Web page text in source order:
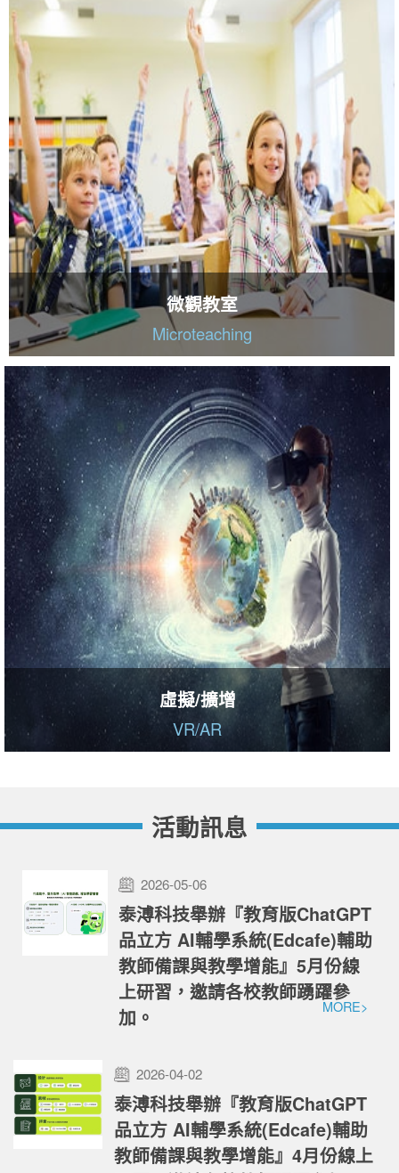
微觀教室
Microteaching
虛擬/擴增
VR/AR
活動訊息
泰溥科技舉辦『教育版ChatGPT
品立方 AI輔學系統(Edcafe)輔助
教師備課與教學增能』5月份線
上研習，邀請各校教師踴躍參
加。
2026-05-06
MORE>
泰溥科技舉辦『教育版ChatGPT
品立方 AI輔學系統(Edcafe)輔助
教師備課與教學增能』4月份線上
2026-04-02